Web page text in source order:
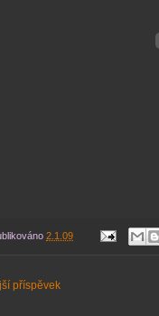
2.1.09
příspěvek